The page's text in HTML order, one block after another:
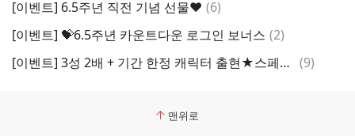
[이벤트] 6.5주년 직전 기념 선물❤️ 댓
(6)
[이벤트] 💝6.5주년 카운트다운 로그인 보너스 댓
(2)
[이벤트] 3성 2배 + 기간 한정 캐릭터 출현★스페셜 페스 뽑기 댓
(9)
맨위로